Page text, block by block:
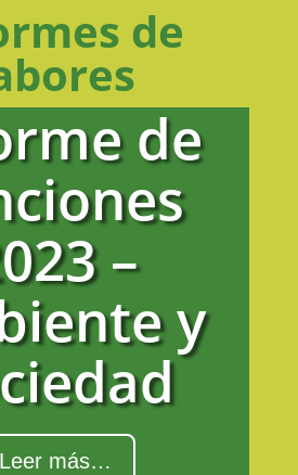
de
de
–
y
Leer más…